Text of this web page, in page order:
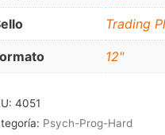
Trading
12"
4051
Psych-Prog-Hard